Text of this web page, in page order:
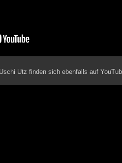
Utz finden sich ebenfalls auf